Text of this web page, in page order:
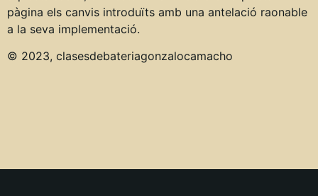
pàgina els canvis introduïts amb una antelació raonable
a la seva implementació.
© 2023, clasesdebateriagonzalocamacho